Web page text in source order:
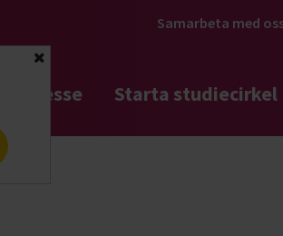
Stäng
Samarbeta med
intresse Starta studiecirkel